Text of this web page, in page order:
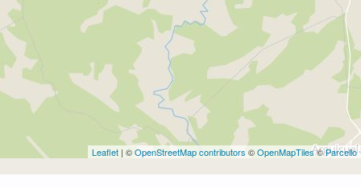
Leaflet | ©OpenStreetMap contributors ©OpenMapTiles©Parcello